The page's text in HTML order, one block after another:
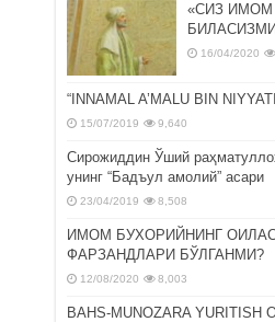
«СИЗ
16/04/2020
“INNAMAL A’MALU BIN
15/07/2019 9,640
Сирожиддин Ўший
унинг “Бадъул амолий” асари
23/04/2019 8,508
ИМОМ БУХОРИЙНИНГ
ФАРЗАНДЛАРИ БЎЛГАНМИ?
12/08/2020 8,003
BAHS-MUNOZARA YURITISH